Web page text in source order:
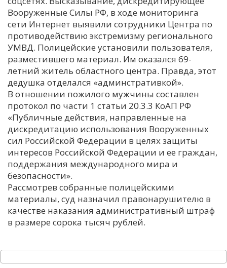
Вооруженные Силы РФ, в ходе мониторинга
сети Интернет выявили сотрудники Центра по
противодействию экстремизму регионального
УМВД. Полицейские установили пользователя,
разместившего материал. Им оказался 69-
летний житель областного центра. Правда, этот
дедушка отделался «админстративкой».
В отношении пожилого мужчины составлен
протокол по части 1 статьи 20.3.3 КоАП РФ
«Публичные действия, направленные на
дискредитацию использования Вооруженных
сил Российской Федерации в целях защиты
интересов Российской Федерации и ее граждан,
поддержания международного мира и
безопасности».
Рассмотрев собранные полицейскими
материалы, суд назначил правонарушителю в
качестве наказания административный штраф
в размере сорока тысяч рублей.